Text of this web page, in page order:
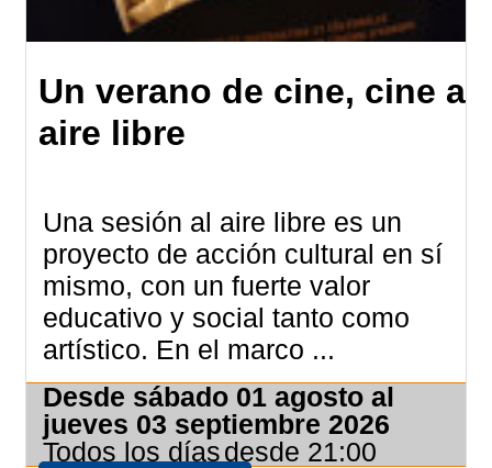
Un verano de cine, cine al
aire libre
Una sesión al aire libre es un
proyecto de acción cultural en sí
mismo, con un fuerte valor
educativo y social tanto como
artístico. En el marco ...
Desde sábado 01 agosto al
jueves 03 septiembre 2026
Todos los díasdesde 21:00